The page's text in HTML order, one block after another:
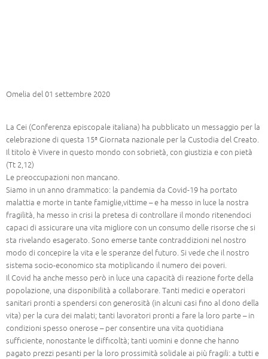
Omelia del 01 settembre 2020
La Cei (Conferenza episcopale italiana) ha pubblicato un messaggio per la
celebrazione di questa 15ª Giornata nazionale per la Custodia del Creato.
Il titolo è Vivere in questo mondo con sobrietà, con giustizia e con pietà
(Tt 2,12)
Le preoccupazioni non mancano.
Siamo in un anno drammatico: la pandemia da Covid-19 ha portato
malattia e morte in tante famiglie,vittime – e ha messo in luce la nostra
fragilità, ha messo in crisi la pretesa di controllare il mondo ritenendoci
capaci di assicurare una vita migliore con un consumo delle risorse che si
sta rivelando esagerato. Sono emerse tante contraddizioni nel nostro
modo di concepire la vita e le speranze del futuro. Si vede che il nostro
sistema socio-economico sta motiplicando il numero dei poveri.
Il Covid ha anche messo però in luce una capacità di reazione forte della
popolazione, una disponibilità a collaborare. Tanti medici e operatori
sanitari pronti a spendersi con generosità (in alcuni casi fino al dono della
vita) per la cura dei malati; tanti lavoratori pronti a fare la loro parte – in
condizioni spesso onerose – per consentire una vita quotidiana
sufficiente, nonostante le difficoltà; tanti uomini e donne che hanno
pagato prezzi pesanti per la loro prossimità solidale ai più fragili: a tutti e